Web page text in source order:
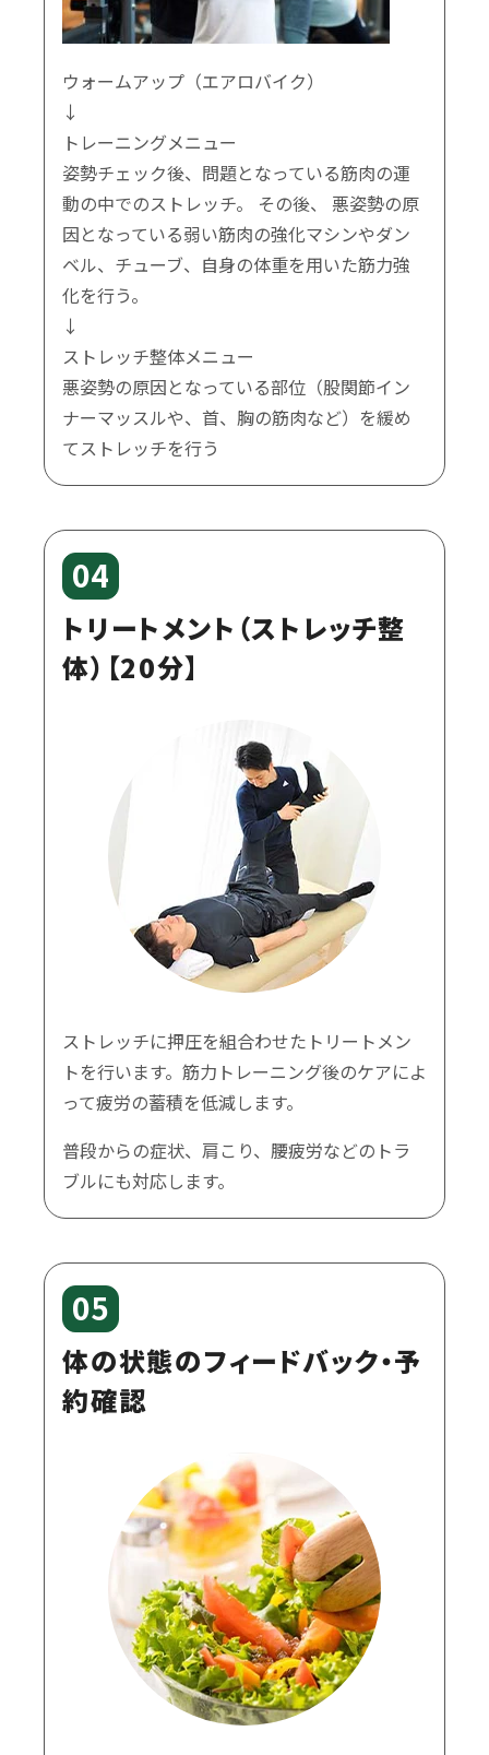
ウォームアップ（エアロバイク）
↓
トレーニングメニュー
姿勢チェック後、問題となっている筋肉の運
動の中でのストレッチ。 その後、 悪姿勢の原
因となっている弱い筋肉の強化マシンやダン
ベル、チューブ、自身の体重を用いた筋力強
化を行う。
↓
ストレッチ整体メニュー
悪姿勢の原因となっている部位（股関節イン
ナーマッスルや、首、胸の筋肉など）を緩め
てストレッチを行う
04
トリートメント（ストレッチ整
体）【20分】
ストレッチに押圧を組合わせたトリートメン
トを行います。筋力トレーニング後のケアによ
って疲労の蓄積を低減します。
普段からの症状、肩こり、腰疲労などのトラ
ブルにも対応します。
05
体の状態のフィードバック・予
約確認